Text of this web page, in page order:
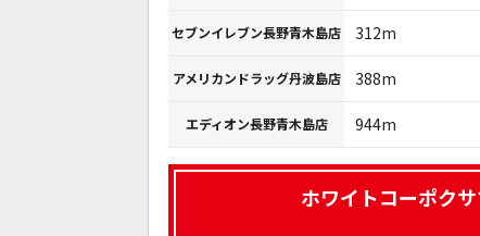
セブンイレブン長野青木島店 312m
アメリカンドラッグ丹波島店 388m
エディオン長野青木島店 944m
ホワイトコーポク